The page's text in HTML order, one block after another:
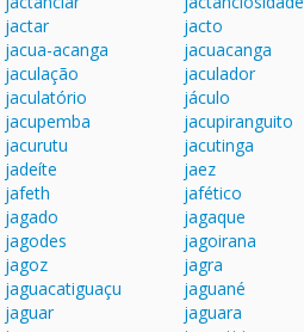
jactar jacto
jacua-acanga jacuacanga
jaculação jaculador
jaculatório jáculo
jacupemba jacupiranguito
jacurutu jacutinga
jadeíte jaez
jafeth jafético
jagado jagaque
jagodes jagoirana
jagoz jagra
jaguacatiguaçu jaguané
jaguar jaguara